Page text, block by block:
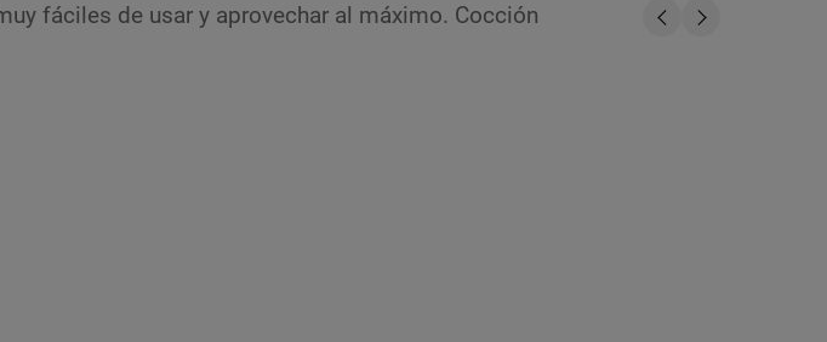
fáciles de usar y aprovechar al máximo. Cocción